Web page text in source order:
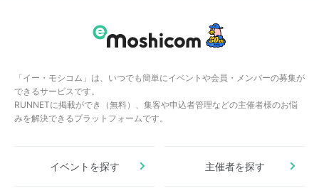
「イー・モシコム」は、いつでも簡単にイベントや会員・メンバーの募集が
できるサービスです。
RUNNETに掲載ができ（無料）、集客や申込者管理などの主催者様のお悩
みを解決できるプラットフォームです。
イベントを探す 主催者を探す